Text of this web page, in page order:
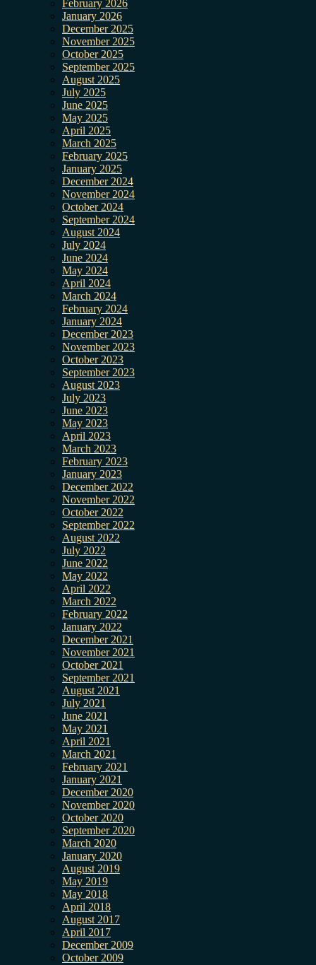
February 2026
January 2026
December 2025
November 2025
October 2025
September 2025
August 2025
July 2025
June 2025
May 2025
April 2025
March 2025
February 2025
January 2025
December 2024
November 2024
October 2024
September 2024
August 2024
July 2024
June 2024
May 2024
April 2024
March 2024
February 2024
January 2024
December 2023
November 2023
October 2023
September 2023
August 2023
July 2023
June 2023
May 2023
April 2023
March 2023
February 2023
January 2023
December 2022
November 2022
October 2022
September 2022
August 2022
July 2022
June 2022
May 2022
April 2022
March 2022
February 2022
January 2022
December 2021
November 2021
October 2021
September 2021
August 2021
July 2021
June 2021
May 2021
April 2021
March 2021
February 2021
January 2021
December 2020
November 2020
October 2020
September 2020
March 2020
January 2020
August 2019
May 2019
May 2018
April 2018
August 2017
April 2017
December 2009
October 2009